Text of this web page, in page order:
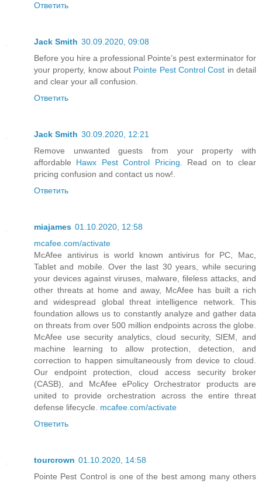
Ответить
Jack Smith 30.09.2020, 09:08
Before you hire a professional Pointe’s pest exterminator for
your property, know about Pointe Pest Control Cost in detail
and clear your all confusion.
Ответить
Jack Smith 30.09.2020, 12:21
Remove unwanted guests from your property with
affordable Hawx Pest Control Pricing. Read on to clear
pricing confusion and contact us now!.
Ответить
miajames 01.10.2020, 12:58
mcafee.com/activate
McAfee antivirus is world known antivirus for PC, Mac,
Tablet and mobile. Over the last 30 years, while securing
your devices against viruses, malware, fileless attacks, and
other threats at home and away, McAfee has built a rich
and widespread global threat intelligence network. This
foundation allows us to constantly analyze and gather data
on threats from over 500 million endpoints across the globe.
McAfee use security analytics, cloud security, SIEM, and
machine learning to allow protection, detection, and
correction to happen simultaneously from device to cloud.
Our endpoint protection, cloud access security broker
(CASB), and McAfee ePolicy Orchestrator products are
united to provide orchestration across the entire threat
defense lifecycle. mcafee.com/activate
Ответить
tourcrown 01.10.2020, 14:58
Pointe Pest Control is one of the best among many others